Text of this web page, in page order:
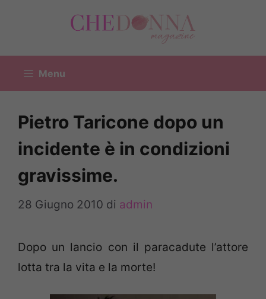
Menu
Pietro Taricone dopo un
incidente è in condizioni
gravissime.
28 Giugno 2010 di admin
Dopo un lancio con il paracadute l’attore
lotta tra la vita e la morte!